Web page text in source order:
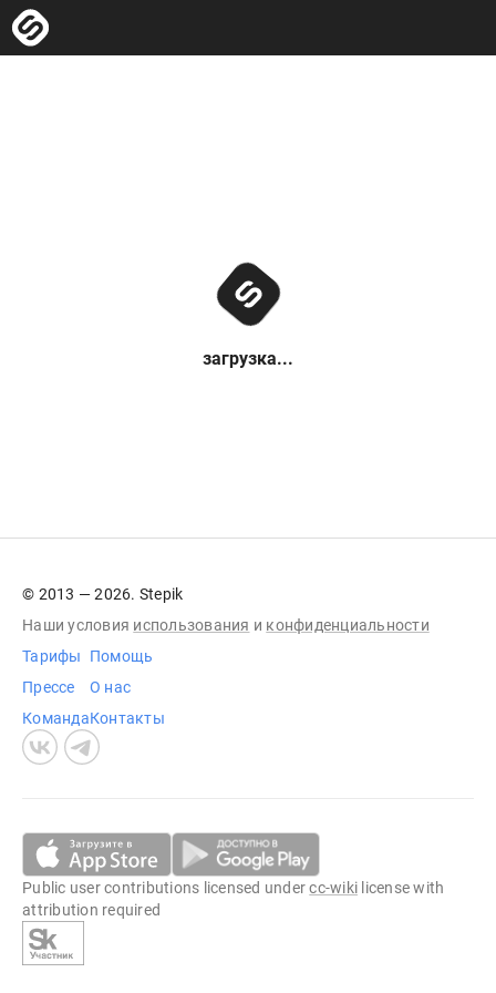
загрузка...
© 2013 — 2026. Stepik
Наши условия использования и конфиденциальности
Тарифы
Прессе
Команда
Помощь
О нас
Контакты
Public user contributions licensed undercc-wiki license with
attribution required